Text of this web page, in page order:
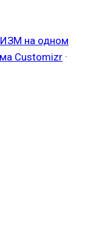
на одном
Customizr ·